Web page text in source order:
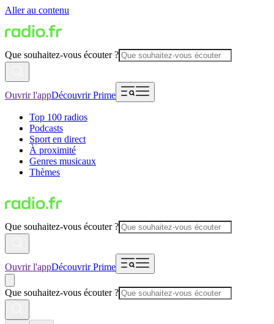
Aller au contenu
Que souhaitez-vous écouter ?
Ouvrir l'appDécouvrir Prime
Top 100 radios
Podcasts
Sport en direct
À proximité
Genres musicaux
Thèmes
Que souhaitez-vous écouter ?
Ouvrir l'appDécouvrir Prime
Que souhaitez-vous écouter ?